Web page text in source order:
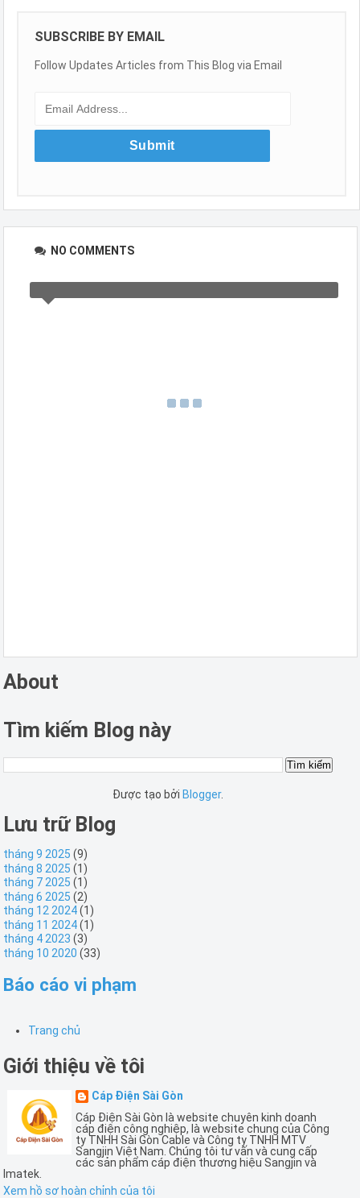
SUBSCRIBE BY EMAIL
Follow Updates Articles from This Blog via Email
NO COMMENTS
About
Tìm kiếm Blog này
Được tạo bởi Blogger.
Lưu trữ Blog
tháng 9 2025 (9)
tháng 8 2025 (1)
tháng 7 2025 (1)
tháng 6 2025 (2)
tháng 12 2024(1)
tháng 11 2024(1)
tháng 4 2023 (3)
tháng 10 2020 (33)
Báo cáo vi phạm
Trang chủ
Giới thiệu về tôi
Cáp Điện Sài Gòn
Cáp Điện Sài Gòn là website chuyên kinh doanh
cáp điện công nghiệp, là website chung của Công
ty TNHH Sài Gòn Cable và Công ty TNHH MTV
Sangjin Việt Nam. Chúng tôi tư vấn và cung cấp
các sản phẩm cáp điện thương hiệu Sangjin và
Imatek.
Xem hồ sơ hoàn chỉnh của tôi